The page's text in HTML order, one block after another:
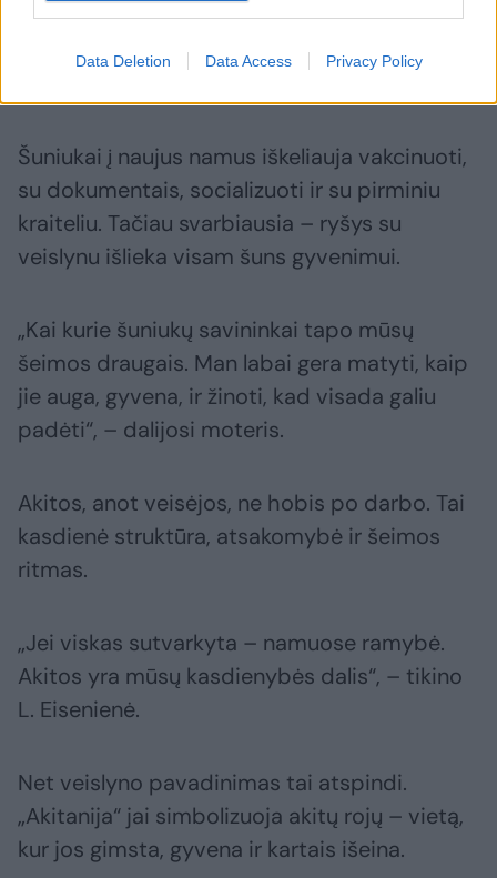
Data Deletion Data Access Privacy Policy
Ž. Večiorkutės/jp.lt ir asmeninio albumo nuotr.
Šuniukai į naujus namus iškeliauja vakcinuoti,
su dokumentais, socializuoti ir su pirminiu
kraiteliu. Tačiau svarbiausia – ryšys su
veislynu išlieka visam šuns gyvenimui.
„Kai kurie šuniukų savininkai tapo mūsų
šeimos draugais. Man labai gera matyti, kaip
jie auga, gyvena, ir žinoti, kad visada galiu
padėti“, – dalijosi moteris.
Akitos, anot veisėjos, ne hobis po darbo. Tai
kasdienė struktūra, atsakomybė ir šeimos
ritmas.
„Jei viskas sutvarkyta – namuose ramybė.
Akitos yra mūsų kasdienybės dalis“, – tikino
L. Eisenienė.
Net veislyno pavadinimas tai atspindi.
„Akitanija“ jai simbolizuoja akitų rojų – vietą,
kur jos gimsta, gyvena ir kartais išeina.